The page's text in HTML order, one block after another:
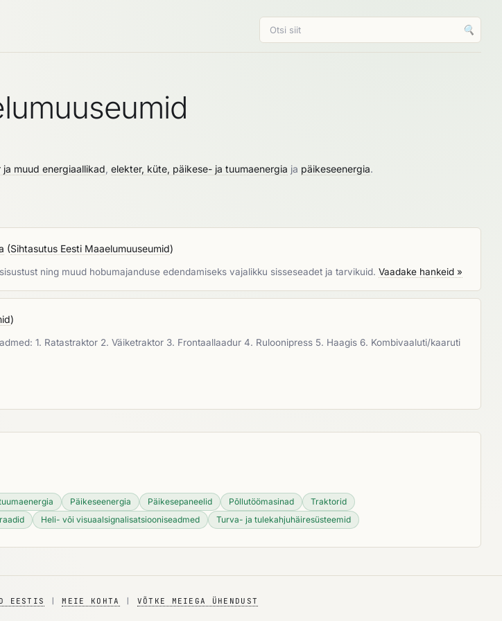
🔍
muud energiaallikad elekter, küte, päikese- ja tuumaenergia ja päikeseenergia.
(Sihtasutus Eesti Maaelumuuseumid)
ning muud hobumajanduse edendamiseks vajalikku sisseseadet ja tarvikuid. Vaadake hankeid »
)
1. Ratastraktor 2. Väiketraktor 3. Frontaallaadur 4. Ruloonipress 5. Haagis 6. Kombivaaluti/kaaruti
Päikeseenergia Päikesepaneelid Põllutöömasinad
Traktorid
Heli- või visuaalsignalisatsiooniseadmed Turva- ja tulekahjuhäiresüsteemid
EESTIS |MEIE KOHTA VÕTKE MEIEGA ÜHENDUST